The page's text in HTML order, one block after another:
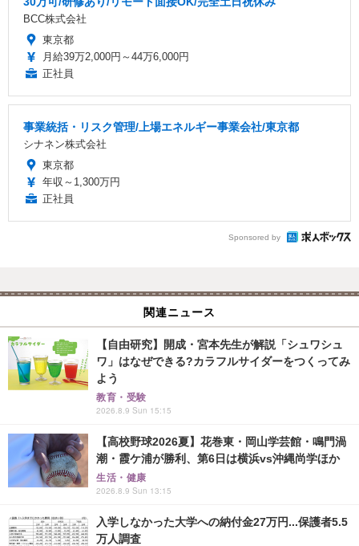
BCC株式会社
東京都
月給39万2,000円～44万6,000円
正社員
事業統括・リスク管理/上場エネルギー事業会社/東京都
シナネン株式会社
東京都
年収～1,300万円
正社員
Sponsored by
関連ニュース
【自由研究】開成・宮本先生が解説「シュワシュ
ワ」はなぜできる?カラフルサイダーをつくってみ
よう
教育・受験
2026.8.9 Sun 15:15
【高校野球2026夏】花巻東・岡山学芸館・鳴門渦
潮・霞ケ浦が勝利、第6日は横浜vs沖縄尚学ほか
生活・健康
2026.8.9 Sun 13:15
入学しなかった大学への納付金27万円...保護者5.5
万人調査